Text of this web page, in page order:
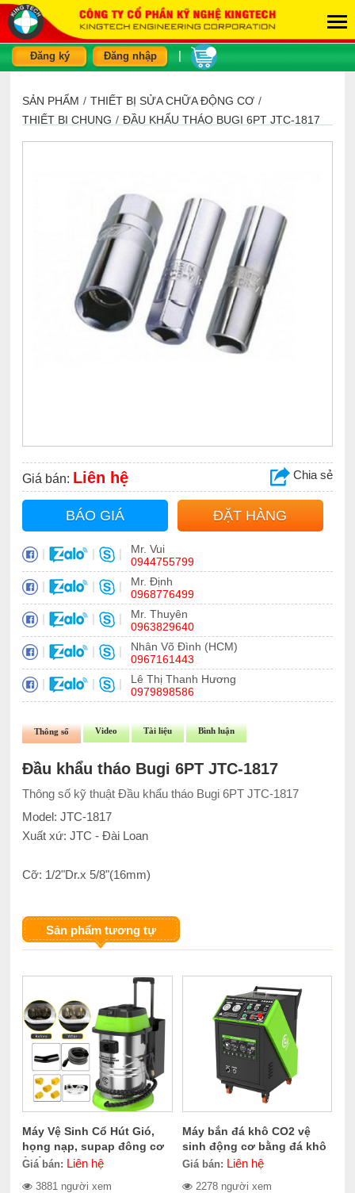
Đăng ký Đăng nhập
SẢN PHẨM / THIẾT BỊ SỬA CHỮA ĐỘNG CƠ /
THIẾT BỊ CHUNG / ĐẦU KHẨU THÁO BUGI 6PT JTC-1817
Giá bán: Liên hệ Chia sẻ
BÁO GIÁ ĐẶT HÀNG
| | |
Mr. Vui
0944755799
| | |
Mr. Định
0968776499
| | |
Mr. Thuyên
0963829640
| | |
Nhân Võ Đình (HCM)
0967161443
| | |
Lê Thị Thanh Hương
0979898586
Thông số Video Tài liệu Bình luận
Đầu khẩu tháo Bugi 6PT JTC-1817
Thông số kỹ thuật Đầu khẩu tháo Bugi 6PT JTC-1817
Model: JTC-1817
Xuất xứ: JTC - Đài Loan
Cỡ: 1/2"Dr.x 5/8"(16mm)
Sản phẩm tương tự
Máy Vệ Sinh Cổ Hút Gió,
họng nạp, supap đông cơ
ô tô CERES CE-300.1400
Giá bán: Liên hệ
3881 người xem
Máy bắn đá khô CO2 vệ
sinh động cơ bằng đá khô
CERES CE-709.2000
Giá bán: Liên hệ
2278 người xem